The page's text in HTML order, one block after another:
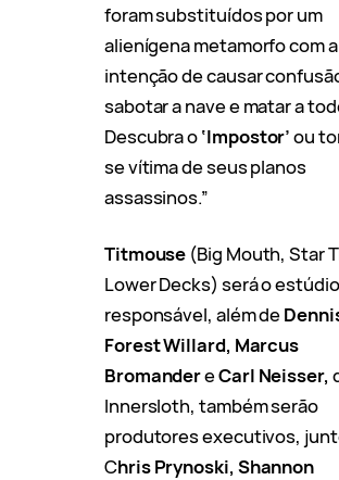
foram substituídos por um
alienígena metamorfo com a
intenção de causar
sabotar a nave e matar a
Descubra o‘Impostor’ou
se vítima de seus planos
assassinos.”
Titmouse (Big Mouth, Star
Lower Decks) será o estúdio
responsável, além de
Forest Willard, Marcus
BromandereCarl Neisser,
Innersloth, também serão
produtores executivos,
Chris Prynoski, Shannon